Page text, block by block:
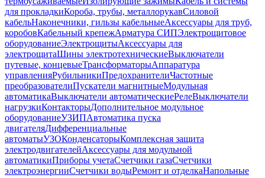
для прокладкиКороба, трубы, металлорукавСиловой
кабельНаконечники, гильзы кабельныеАксессуары для труб,
коробовКабельный крепежАрматура СИПЭлектрощитовое
оборудованиеЭлектрощитыАксессуары для
электрощитаШины электротехническиеВыключатели
путевые, концевыеТрансформаторыАппаратура
управленияРубильникиПредохранителиЧастотные
преобразователиПускатели магнитныеМодульная
автоматикаВыключатели автоматическиеРелеВыключатели
нагрузкиКонтакторыДополнительное модульное
оборудованиеУЗИПАвтоматика пуска
двигателяДифференциальные
автоматыУЗОКонденсаторыКомплексная защита
электродвигателейАксессуары для модульной
автоматикиПриборы учетаСчетчики газаСчетчики
электроэнергииСчетчики водыРемонт и отделкаНапольные